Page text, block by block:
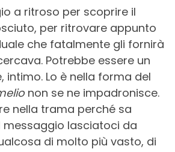
a ritroso per scoprire il
per ritrovare appunto
che fatalmente gli fornirà
Potrebbe essere un
intimo. Lo è nella forma del
non se ne impadronisce.
nella trama perché sa
messaggio lasciatoci da
di molto più vasto, di